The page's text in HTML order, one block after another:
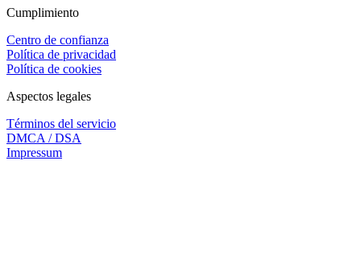
Cumplimiento
Centro de confianza
Política de privacidad
Política de cookies
Aspectos legales
Términos del servicio
DMCA / DSA
Impressum